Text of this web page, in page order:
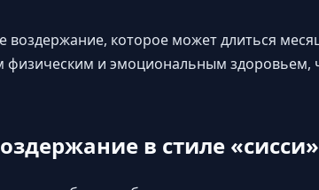
которое может длиться
физическим и эмоциональным здоровьем,
в стиле «сисси»